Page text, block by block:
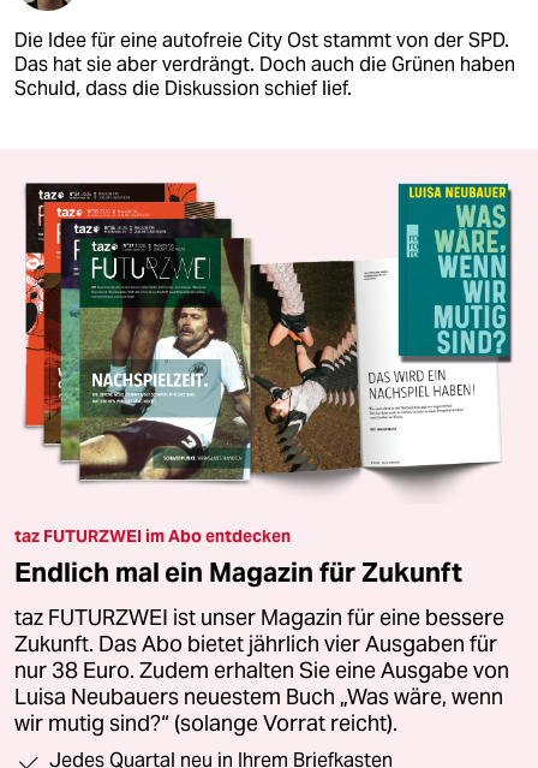
Die Idee für eine autofreie City Ost stammt von der SPD.
Das hat sie aber verdrängt. Doch auch die Grünen haben
Schuld, dass die Diskussion schief lief.
taz FUTURZWEI im Abo entdecken
Endlich mal ein Magazin für Zukunft
taz FUTURZWEI ist unser Magazin für eine bessere
Zukunft. Das Abo bietet jährlich vier Ausgaben für
nur 38 Euro. Zudem erhalten Sie eine Ausgabe von
Luisa Neubauers neuestem Buch „Was wäre, wenn
wir mutig sind?“ (solange Vorrat reicht).
Jedes Quartal neu in Ihrem Briefkasten